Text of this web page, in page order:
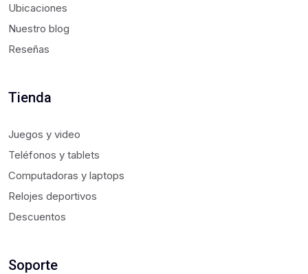
Ubicaciones
Nuestro blog
Reseñas
Tienda
Juegos y video
Teléfonos y tablets
Computadoras y laptops
Relojes deportivos
Descuentos
Soporte